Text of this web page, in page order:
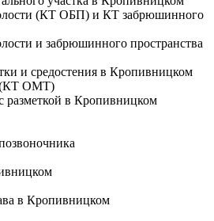
(КТ ОБП) и КТ забрюшинного
и забрюшинного пространства
и средостения в Кропивницком
(КТ ОМТ)
разметкой в Кропивницком
в Кропивницком